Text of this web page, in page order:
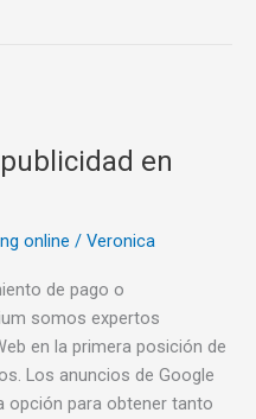
en
online / Veronica
de pago o
somos expertos
en la primera posición de
Los anuncios de Google
opción para obtener tanto